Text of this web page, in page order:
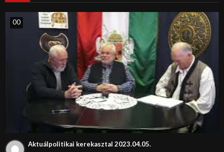
00
Aktuálpolitikai kerekasztal 2023.04.05.